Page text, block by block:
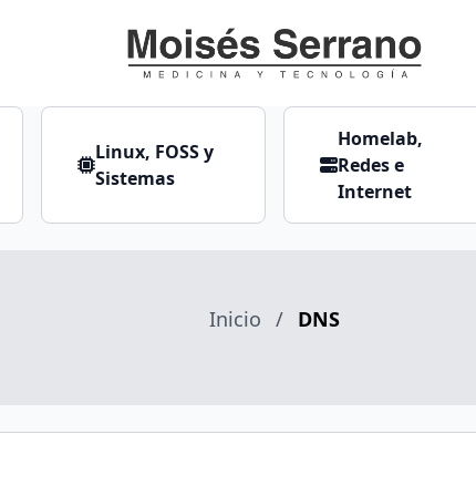
Linux, FOSS y
Sistemas
Homelab,
Redes e
Internet
Inicio / DNS